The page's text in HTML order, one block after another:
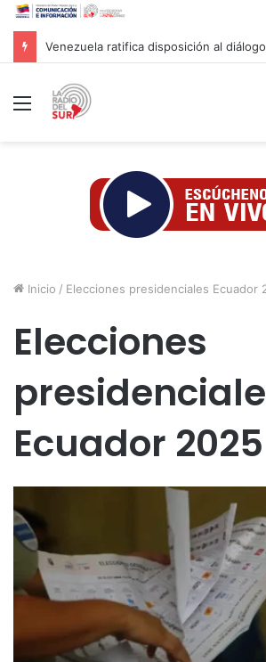
Menú
Inicio / Elecciones presidenciales Ecuador
Elecciones
Ecuador 2025